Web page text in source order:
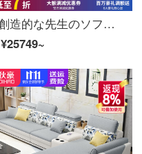
創造的な先生のソファーと椅子の現代簡単な予約北欧の怠け者のソファーの客間のレジャー椅子のベランダの毛虫の布芸ネットの赤いデザイナーのシングルチェアの大きいサイズの綿麻のレジャーチェア
¥25749~